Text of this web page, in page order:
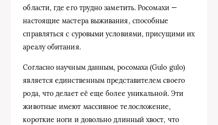
области, где его трудно заметить. Росомахи —
настоящие мастера выживания, способные
справляться с суровыми условиями, присущими их
ареалу обитания.
Согласно научным данным, росомаха (Gulo gulo)
является единственным представителем своего
рода, что делает её еще более уникальной. Эти
животные имеют массивное телосложение,
короткие ноги и довольно длинный хвост, что